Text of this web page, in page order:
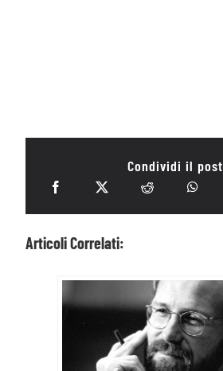
Condividi il post
Articoli Correlati: